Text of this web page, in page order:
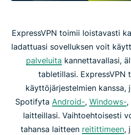
ExpressVPN toimii loistavasti
ladattuasi sovelluksen voit
palveluita kannettavallasi,
tabletillasi. ExpressVPN
käyttöjärjestelmien kanssa,
Spotifyta Android-, Windows-,
laitteillasi. Vaihtoehtoisesti
tahansa laitteen reitittimeen,